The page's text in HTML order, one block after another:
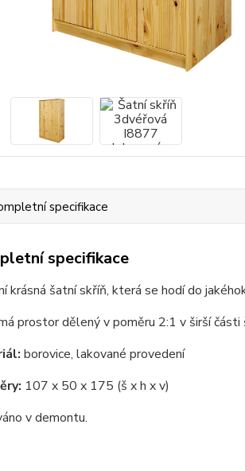
specifikace
specifikace
krásná šatní skříň, která se hodí do
prostor dělený v poměru 2:1 v širší
borovice, lakované provedení
107 x 50 x 175 (š x h x v)
v demontu.